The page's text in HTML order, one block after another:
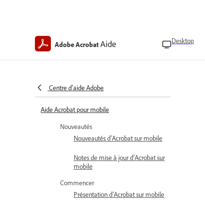
Adobe AcrobatAide Desktop
Centre d’aide Adobe
Aide Acrobat pour mobile
Nouveautés
Nouveautés d’Acrobat sur mobile
Notes de mise à jour d’Acrobat sur
mobile
Commencer
Présentation d’Acrobat sur mobile